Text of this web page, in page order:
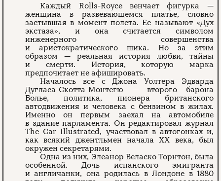
Каждый Rolls-Royce венчает фигурка —
женщина в развевающемся платье, словно
застывшая в момент полета. Ее называют «Дух
экстаза», и она считается символом
инженерного совершенства
и аристократического шика. Но за этим
образом — реальная история любви, тайны
и смерти. История, которую марка
предпочитает не афишировать.
Началось все с Джона Уолтера Эдварда
Дугласа-Скотта-Монтегю — второго барона
Болье, политика, пионера британского
автодвижения и человека с бензином в жилах.
Именно он первым заехал на автомобиле
в здание парламента. Он редактировал журнал
The Car Illustrated, участвовал в автогонках и,
как всякий джентльмен начала XX века, был
окружен секретарями.
Одна из них, Элеанор Веласко Торнтон, была
особенной. Дочь испанского эмигранта
и англичанки, она родилась в Лондоне в 1880